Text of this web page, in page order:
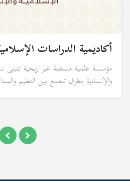
أكاديمية الدراسات
مؤسسة علمية مستقلة غير ربحية تتبنى
والإنسانية بطرق تجمع بين التعليم